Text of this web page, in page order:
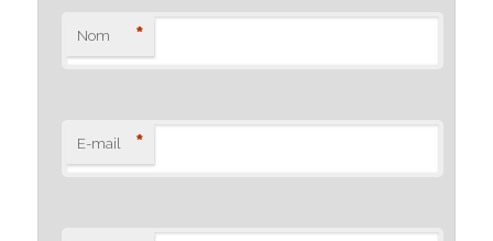
Nom *
E-mail *